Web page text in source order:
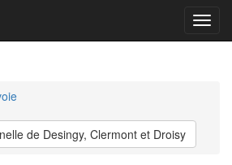
Menu
de Desingy, Clermont et Droisy